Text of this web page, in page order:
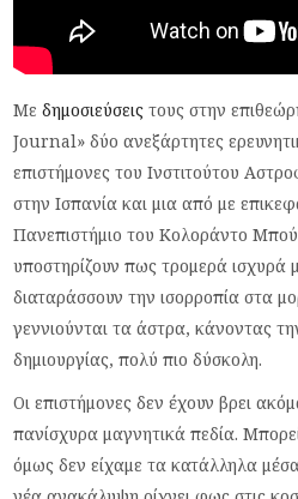
Μεδημοσιεύσειςτους στην
Journal» δύο ανεξάρτητες
επιστήμονες του Ινστιτούτου
στην Ισπανία και μια από με
Πανεπιστήμιο του Κολοράντο
υποστηρίζουν πως τρομερά ισχυρά
διαταράσσουν την ισορροπία στα
γεννιούνται τα άστρα, κάνοντας
δημιουργίας, πολύ πιο δύσκολη.
Οι επιστήμονες δεν έχουν βρει
πανίσχυρα μαγνητικά πεδία.
όμως δεν είχαμε τα κατάλληλα